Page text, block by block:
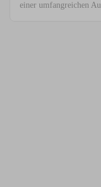
einer umfangreichen